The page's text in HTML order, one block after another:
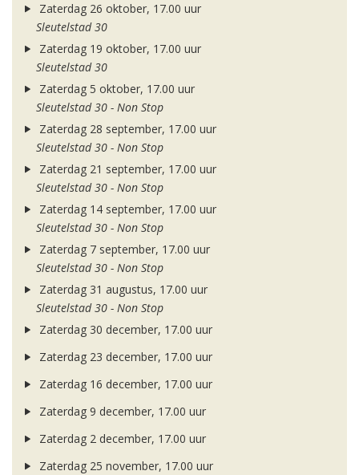
Zaterdag 26 oktober, 17.00 uur
Sleutelstad 30
Zaterdag 19 oktober, 17.00 uur
Sleutelstad 30
Zaterdag 5 oktober, 17.00 uur
Sleutelstad 30 - Non Stop
Zaterdag 28 september, 17.00 uur
Sleutelstad 30 - Non Stop
Zaterdag 21 september, 17.00 uur
Sleutelstad 30 - Non Stop
Zaterdag 14 september, 17.00 uur
Sleutelstad 30 - Non Stop
Zaterdag 7 september, 17.00 uur
Sleutelstad 30 - Non Stop
Zaterdag 31 augustus, 17.00 uur
Sleutelstad 30 - Non Stop
Zaterdag 30 december, 17.00 uur
Zaterdag 23 december, 17.00 uur
Zaterdag 16 december, 17.00 uur
Zaterdag 9 december, 17.00 uur
Zaterdag 2 december, 17.00 uur
Zaterdag 25 november, 17.00 uur